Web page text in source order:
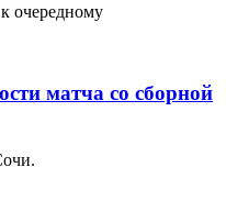
очередному
матча со сборной